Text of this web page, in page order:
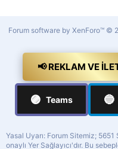
Forum software by XenForo™ ©
📢 REKLAM VE
🟣 Teams 🔵
Yasal Uyarı: Forum Sitemiz; 5651
onaylı Yer Sağlayıcı'dır. Bu